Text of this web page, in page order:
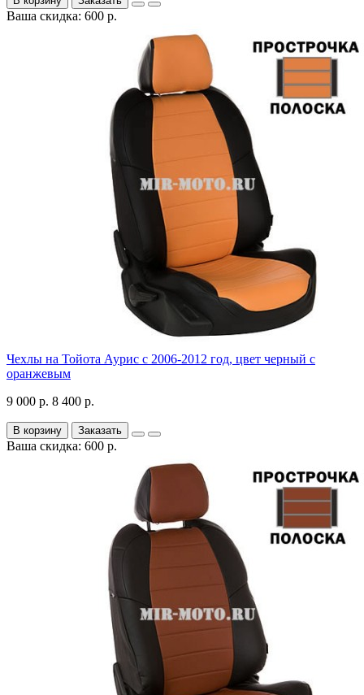
Ваша скидка: 600 р.
Чехлы на Тойота Аурис с 2006-2012 год, цвет черный с
оранжевым
9 000 р. 8 400 р.
В корзину Заказать
Ваша скидка: 600 р.